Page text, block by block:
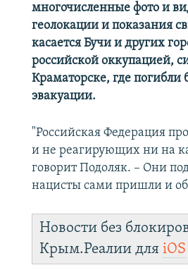
многочисленные фото и
геолокации и показания
касается Бучи и других
российской оккупацией,
Краматорске, где
эвакуации.
"Российская Федерация
и не реагирующих ни на
говорит Подоляк. – Они
нацисты сами пришли и
Новости без
Крым.Реалии дляiOS